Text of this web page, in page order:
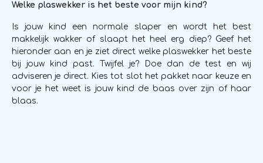
Welke plaswekker is het beste voor mijn kind?
Is jouw kind een normale slaper en wordt het best
makkelijk wakker of slaapt het heel erg diep? Geef het
hieronder aan en je ziet direct welke plaswekker het beste
bij jouw kind past. Twijfel je? Doe dan de test en wij
adviseren je direct. Kies tot slot het pakket naar keuze en
voor je het weet is jouw kind de baas over zijn of haar
blaas.